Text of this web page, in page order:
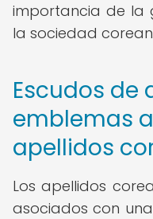
importancia de la
la sociedad
Escudos de
emblemas
apellidos
Los apellidos
asociados con